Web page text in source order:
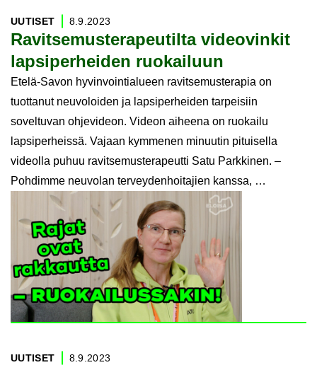
Ra­vit­se­mus­te­ra­peu­til­ta vi­deo­vin­kit
lap­si­per­hei­den ruo­kai­luun
UU­TI­SET 8.9.2023
Etelä-Savon hyvinvointialueen ravitsemusterapia on
tuottanut neuvoloiden ja lapsiperheiden tarpeisiin
soveltuvan ohjevideon. Videon aiheena on ruokailu
lapsiperheissä. Vajaan kymmenen minuutin pituisella
videolla puhuu ravitsemusterapeutti Satu Parkkinen. –
Pohdimme neuvolan terveydenhoitajien kanssa, …
UU­TI­SET 8.9.2023